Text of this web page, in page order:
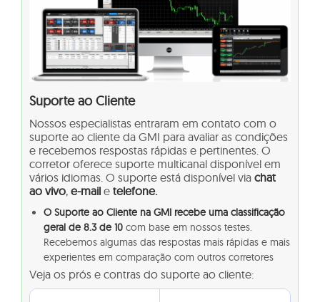
Suporte ao Cliente
Nossos especialistas entraram em contato com o
suporte ao cliente da GMI para avaliar as condições
e recebemos respostas rápidas e pertinentes. O
corretor oferece suporte multicanal disponível em
vários idiomas. O suporte está disponível via chat
ao vivo, e-mail e telefone.
O Suporte ao Cliente na GMI recebe uma classificação
geral de 8.3 de 10 com base em nossos testes.
Recebemos algumas das respostas mais rápidas e mais
experientes em comparação com outros corretores
Veja os prós e contras do suporte ao cliente: